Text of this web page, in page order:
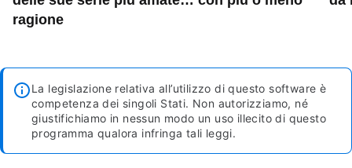
ragione
La legislazione relativa all’utilizzo di questo software è
competenza dei singoli Stati. Non autorizziamo, né
giustifichiamo in nessun modo un uso illecito di questo
programma qualora infringa tali leggi.